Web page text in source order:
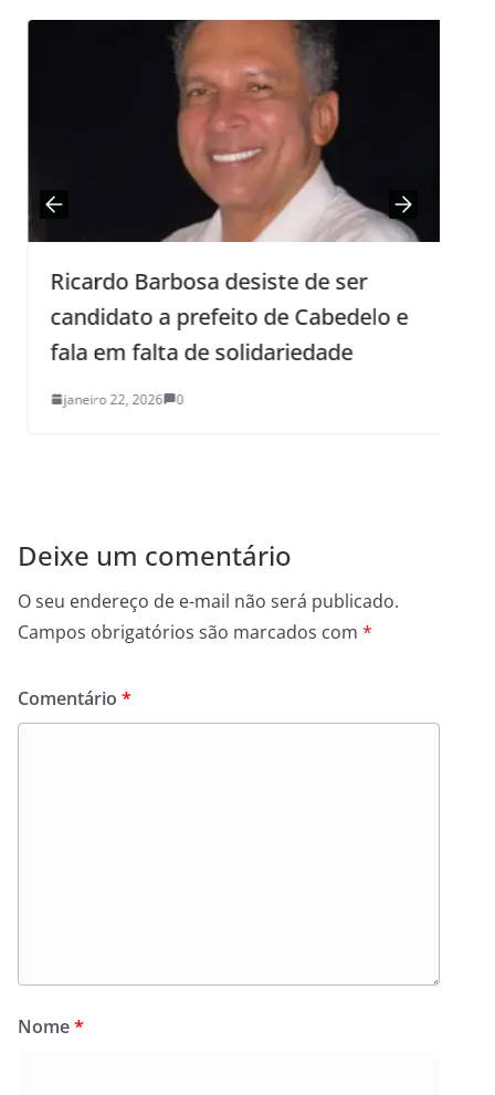
Ricardo Barbosa desiste de ser
candidato a prefeito de Cabedelo e
fala em falta de solidariedade
janeiro 22, 2026 0
Deixe um comentário
O seu endereço de e-mail não será publicado.
Campos obrigatórios são marcados com *
Comentário *
Nome*